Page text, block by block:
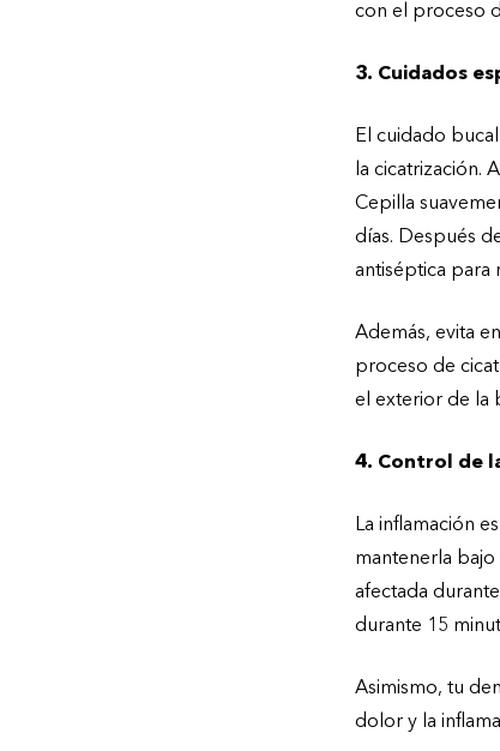
con el proceso
3. Cuidados
El cuidado
la cicatrización.
Cepilla
días. Después
antiséptica para
Además, evita
proceso de
el exterior de la
4. Control de
La inflamación
mantenerla
afectada
durante 15
Asimismo, tu
dolor y la